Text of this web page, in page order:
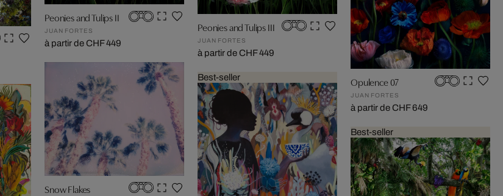
Peonies and Tulips II
JUAN FORTES
à partir de CHF 449
Snow Flakes
Peonies and Tulips III
JUAN FORTES
à partir de CHF 449
Best-seller Opulence 07
JUAN FORTES
à partir de CHF 649
Best-seller